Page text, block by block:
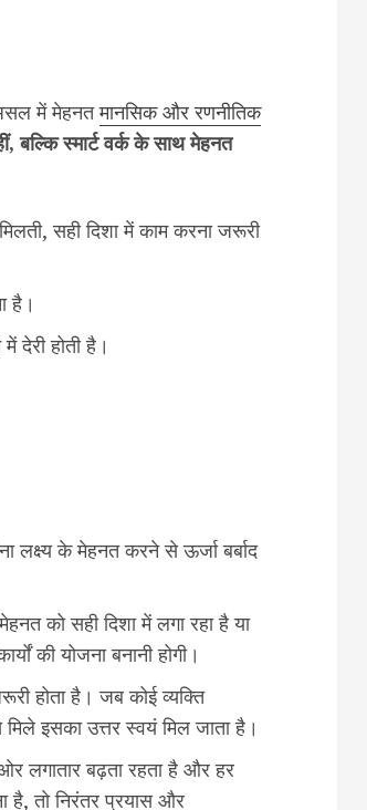
में मेहनतमानसिक और रणनीतिक
बल्कि स्मार्ट वर्क के साथ मेहनत
सही दिशा में काम करना जरूरी
है।
देरी होती है।
लक्ष्य के मेहनत करने से ऊर्जा बर्बाद
को सही दिशा में लगा रहा है या
की योजना बनानी होगी।
होता है। जब कोई व्यक्ति
इसका उत्तर स्वयं मिल जाता है।
लगातार बढ़ता रहता है और हर
है, तो निरंतर प्रयास और